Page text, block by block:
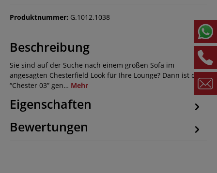
Produktnummer: G.1012.1038
Beschreibung
Sie sind auf der Suche nach einem großen Sofa im
angesagten Chesterfield Look für Ihre Lounge? Dann ist die
“Chester 03” gen… Mehr
Eigenschaften
Bewertungen